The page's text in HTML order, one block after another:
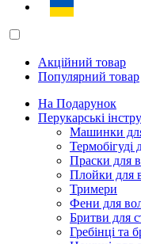
Акційний товар
Популярний товар
На Подарунок
Перукарські
Машинки
Термобігуді
Праски для
Плойки для
Тримери
Фени для
Бритви для
Гребінці та